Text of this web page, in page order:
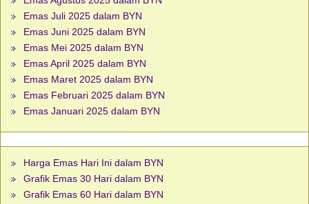
Emas Juli 2025 dalam BYN
Emas Juni 2025 dalam BYN
Emas Mei 2025 dalam BYN
Emas April 2025 dalam BYN
Emas Maret 2025 dalam BYN
Emas Februari 2025 dalam BYN
Emas Januari 2025 dalam BYN
Harga Emas Hari Ini dalam BYN
Grafik Emas 30 Hari dalam BYN
Grafik Emas 60 Hari dalam BYN